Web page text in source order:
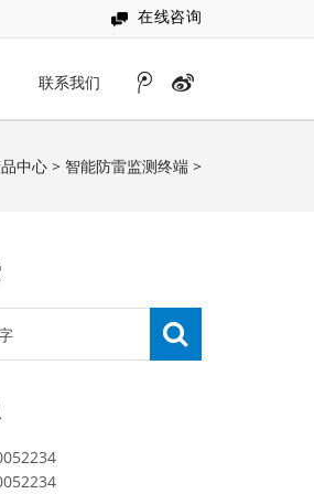
在线咨询
联系我们
中心 > 智能防雷监测终端 >